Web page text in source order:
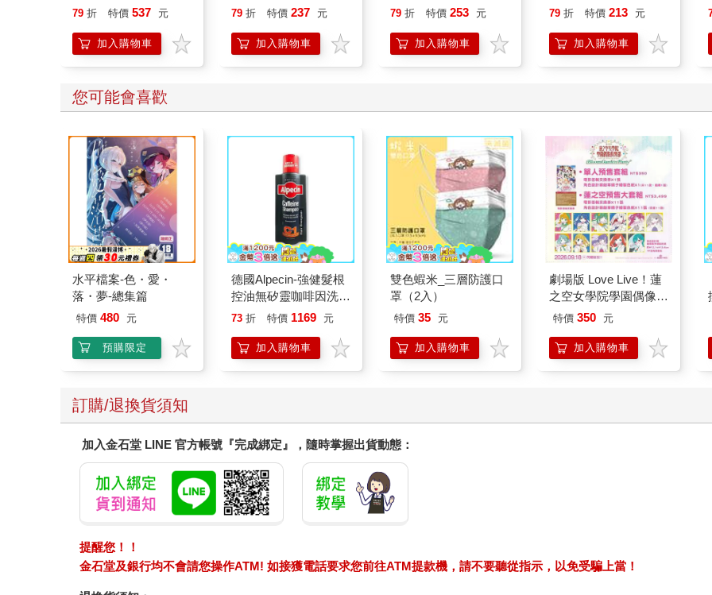
79 折 特價 537 元
加入購物車
行動」打開大腦的行動
「行動派」的37個科
學方法
79 折 特價 237 元
加入購物車
79 折 特價 253 元
加入購物車
79 折 特價 213 元
加入購物車
您可能會喜歡
水平檔案-色・愛・
落・夢-總集篇
特價 480 元
預購限定
德國Alpecin-強健髮根
控油無矽靈咖啡因洗髮
凝露375ml/瓶-C1強健
調理頭皮洗髮液/0矽靈
滋潤洗頭髮水/一般髮
73 折 特價 1169 元
加入購物車
雙色蝦米_三層防護口
罩（2入）
特價 35 元
加入購物車
劇場版 Love Live！蓮
之空女學院學園偶像俱
樂部 Bloom Garden
特價 350 元
加入購物車
訂購/退換貨須知
加入金石堂 LINE 官方帳號『完成綁定』，隨時掌握出貨動態：
提醒您！！
金石堂及銀行均不會請您操作ATM! 如接獲電話要求您前往ATM提款機，請不要聽從指示，以免受騙上當！